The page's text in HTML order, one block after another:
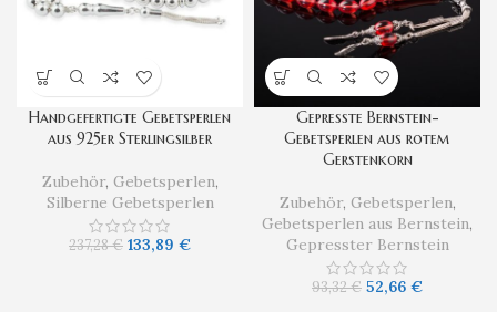
Handgefertigte Gebetsperlen
aus 925er Sterlingsilber
Zubehör, Gebetsperlen,
Silberne Gebetsperlen
237,28€ 133,89 €
Gepresste Bernstein-
Gebetsperlen aus rotem
Gerstenkorn
Zubehör, Gebetsperlen,
Gebetsperlen aus Bernstein,
Gepresster Bernstein
93,32€ 52,66 €